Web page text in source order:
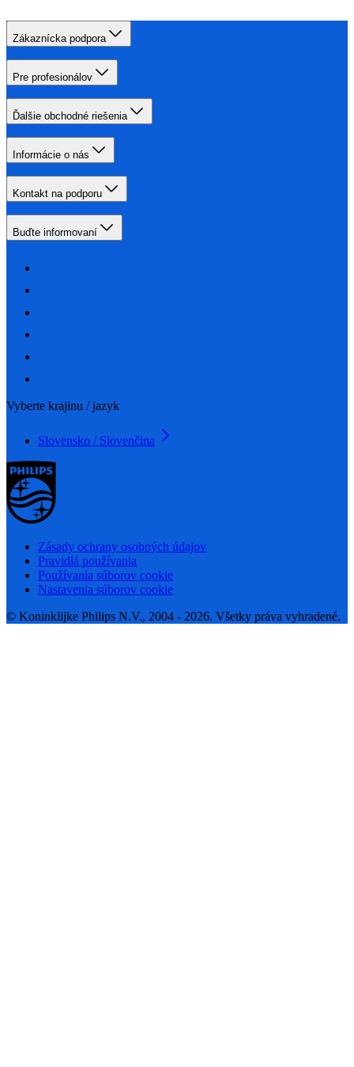
Zákaznícka podpora
Pre profesionálov
Ďalšie obchodné riešenia
Informácie o nás
Kontakt na podporu
Buďte informovaní
Vyberte krajinu / jazyk
Slovensko / Slovenčina
Zásady ochrany osobných údajov
Pravidlá používania
Používania súborov cookie
Nastavenia súborov cookie
© Koninklijke Philips N.V., 2004 - 2026. Všetky práva vyhradené.